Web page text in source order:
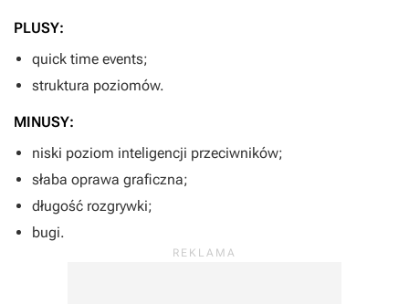
PLUSY:
quick time events;
struktura poziomów.
MINUSY:
niski poziom inteligencji przeciwników;
słaba oprawa graficzna;
długość rozgrywki;
bugi.